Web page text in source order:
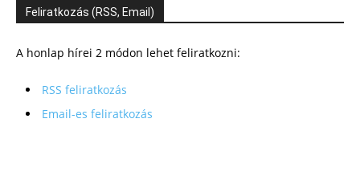
Feliratkozás (RSS, Email)
A honlap hírei 2 módon lehet feliratkozni:
RSS feliratkozás
Email-es feliratkozás